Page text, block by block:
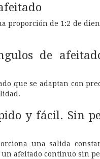
proporción de 1:2 de
de
que se adaptan con
y fácil. Sin
una salida
afeitado continuo sin